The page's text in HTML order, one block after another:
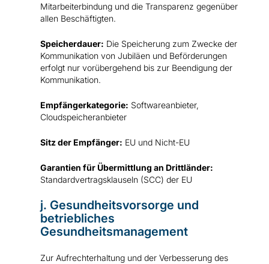
Mitarbeiterbindung und die Transparenz gegenüber
allen Beschäftigten.
Speicherdauer: Die Speicherung zum Zwecke der
Kommunikation von Jubiläen und Beförderungen
erfolgt nur vorübergehend bis zur Beendigung der
Kommunikation.
Empfängerkategorie: Softwareanbieter,
Cloudspeicheranbieter
Sitz der Empfänger: EU und Nicht-EU
Garantien für Übermittlung an Drittländer:
Standardvertragsklauseln (SCC) der EU
j. Gesundheitsvorsorge und
betriebliches
Gesundheitsmanagement
Zur Aufrechterhaltung und der Verbesserung des